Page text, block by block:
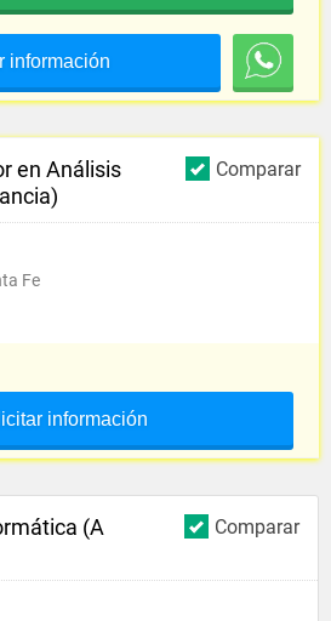
información
Comparar
en Análisis
Fe
información
Comparar
(A